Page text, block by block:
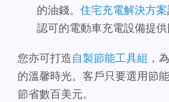
的油錢。 住宅充電解決方案
認可的電動車充電設備提供
您亦可打造自製節能工具組 ，
的溫馨時光。客戶只要選用節
節省數百美元。